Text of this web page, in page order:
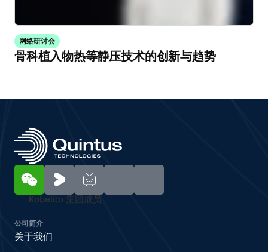
网络研讨会
骨科植入物热等静压技术的创新与趋势
Kobelco 集团成员
公司简介
关于我们